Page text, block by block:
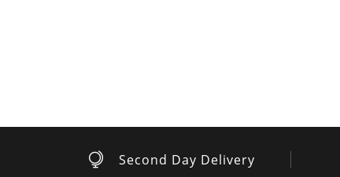
Second Day Delivery